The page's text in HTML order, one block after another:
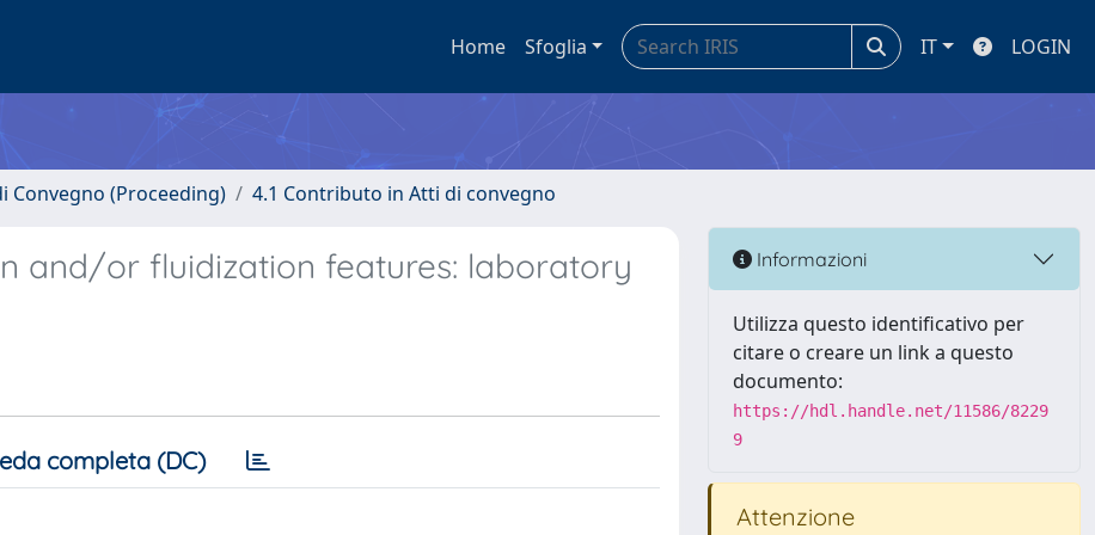
Home Sfoglia IT LOGIN
Convegno (Proceeding) 4.1 Contributo in Atti di convegno
and/or fluidization features: laboratory
completa (DC)
Informazioni
Utilizza questo identificativo per
citare o creare un link a questo
documento:
https://hdl.handle.net/11586/8229
9
Attenzione